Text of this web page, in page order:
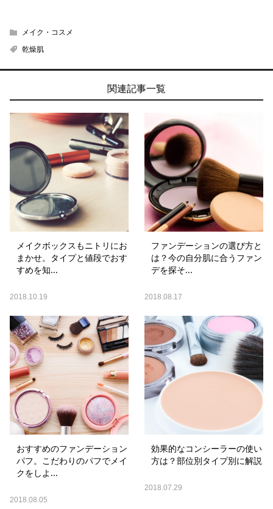
メイク・コスメ
乾燥肌
関連記事一覧
メイクボックスもニトリにお
まかせ。タイプと値段でおす
すめを知...
2018.10.19
ファンデーションの選び方と
は？今の自分肌に合うファン
デを探そ...
2018.08.17
おすすめのファンデーション
パフ。こだわりのパフでメイ
クをしよ...
2018.08.05
効果的なコンシーラーの使い
方は？部位別タイプ別に解説
2018.07.29